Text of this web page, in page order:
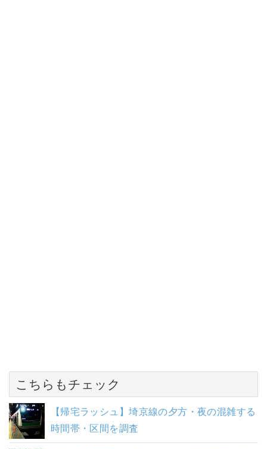
こちらもチェック
【帰宅ラッシュ】埼京線の夕方・夜の混雑する
時間帯・区間を調査